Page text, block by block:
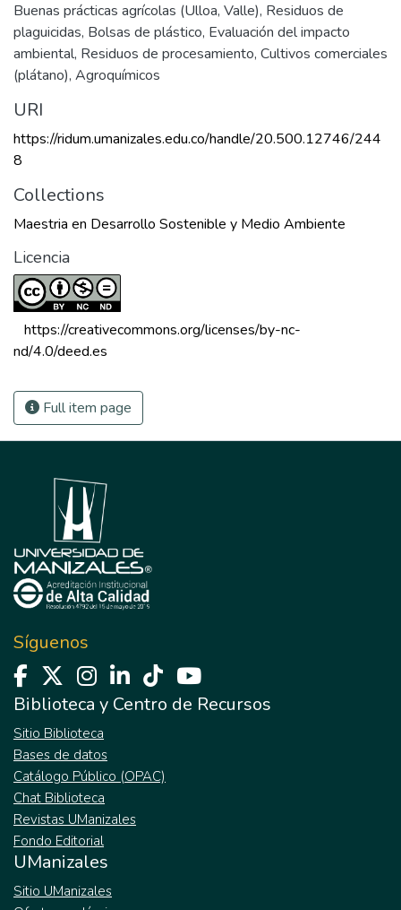
Buenas prácticas agrícolas (Ulloa, Valle), Residuos de
plaguicidas, Bolsas de plástico, Evaluación del impacto
ambiental, Residuos de procesamiento, Cultivos comerciales
(plátano), Agroquímicos
URI
https://ridum.umanizales.edu.co/handle/20.500.12746/244
8
Collections
Maestria en Desarrollo Sostenible y Medio Ambiente
Licencia
https://creativecommons.org/licenses/by-nc-
nd/4.0/deed.es
Full item page
Síguenos
Biblioteca y Centro de Recursos
Sitio Biblioteca
Bases de datos
Catálogo Público (OPAC)
Chat Biblioteca
Revistas UManizales
Fondo Editorial
UManizales
Sitio UManizales